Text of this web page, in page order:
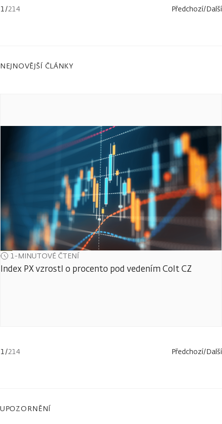
1/214 Předchozí/Další
NEJNOVĚJŠÍ ČLÁNKY
1-MINUTOVÉ ČTENÍ
Index PX vzrostl o procento pod vedením Colt CZ
1/214 Předchozí/Další
UPOZORNĚNÍ